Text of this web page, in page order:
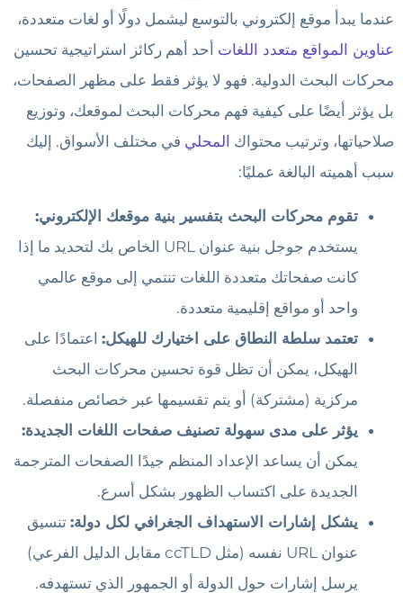
عندما يبدأ موقع إلكتروني بالتوسع ليشمل دولًا أو لغات متعددة،
عناوين المواقع متعدد اللغات أحد أهم ركائز استراتيجية تحسين
محركات البحث الدولية. فهو لا يؤثر فقط على مظهر الصفحات،
بل يؤثر أيضًا على كيفية فهم محركات البحث لموقعك، وتوزيع
صلاحياتها، وترتيب محتواك المحلي في مختلف الأسواق. إليك
سبب أهميته البالغة عمليًا:
تقوم محركات البحث بتفسير بنية موقعك الإلكتروني:
يستخدم جوجل بنية عنوان URL الخاص بك لتحديد ما إذا
كانت صفحاتك متعددة اللغات تنتمي إلى موقع عالمي
واحد أو مواقع إقليمية متعددة.
تعتمد سلطة النطاق على اختيارك للهيكل: اعتمادًا على
الهيكل، يمكن أن تظل قوة تحسين محركات البحث
مركزية (مشتركة) أو يتم تقسيمها عبر خصائص منفصلة.
يؤثر على مدى سهولة تصنيف صفحات اللغات الجديدة:
يمكن أن يساعد الإعداد المنظم جيدًا الصفحات المترجمة
الجديدة على اكتساب الظهور بشكل أسرع.
يشكل إشارات الاستهداف الجغرافي لكل دولة: تنسيق
عنوان URL نفسه (مثل ccTLD مقابل الدليل الفرعي)
يرسل إشارات حول الدولة أو الجمهور الذي تستهدفه.